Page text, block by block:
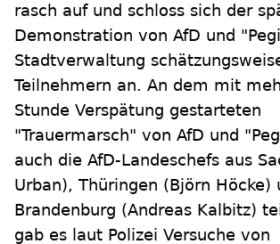
rasch auf und schloss sich der
Demonstration von AfD und
Stadtverwaltung
Teilnehmern an. An dem mit
Stunde Verspätung gestarteten
"Trauermarsch" von AfD und
auch die AfD-Landeschefs aus
Urban), Thüringen (Björn Höcke)
Brandenburg (Andreas Kalbitz)
gab es laut Polizei Versuche von